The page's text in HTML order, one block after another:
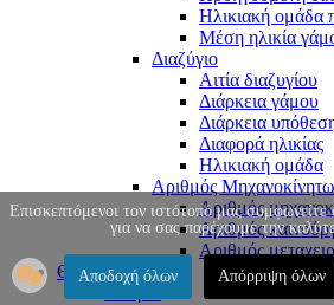
Ηλικιακή ομάδα
Μέση ηλικία
Διαζύγιο
Αιτία διαζυγίου
Διάρκεια γάμου
Διάρκεια
Διαφορά ηλικίας
Ηλικιακή ομάδα
Αριθμός
Αριθμός
Αριθμός
Αριθμός
Θράκη
Επισκεπτόμενοι τον ιστότοπό μας συμφωνείτε
για να σας παρέχουμε την
Αποδοχή όλων Απόρριψη όλων